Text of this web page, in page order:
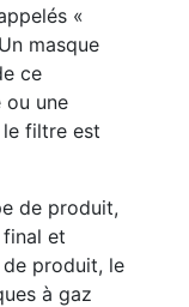
«
masque
ce
ou une
filtre est
de produit,
et
produit, le
à gaz